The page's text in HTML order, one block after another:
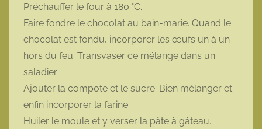
Préchauffer le four à 180 °C.
Faire fondre le chocolat au bain-marie. Quand le
chocolat est fondu, incorporer les œufs un à un
hors du feu. Transvaser ce mélange dans un
saladier.
Ajouter la compote et le sucre. Bien mélanger et
enfin incorporer la farine.
Huiler le moule et y verser la pâte à gâteau.